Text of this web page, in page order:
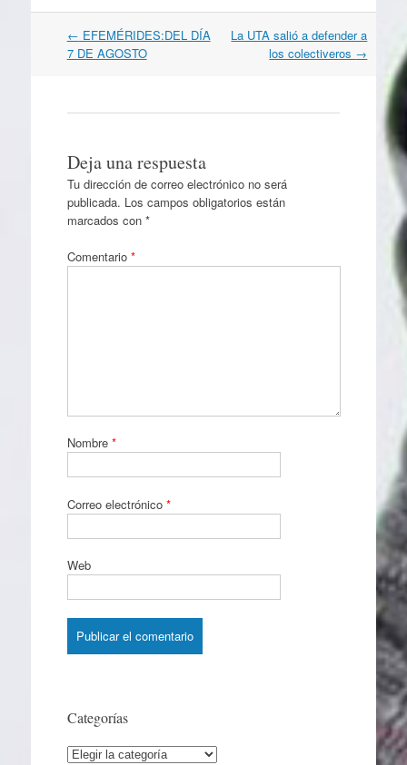
Navegación
por
← EFEMÉRIDES:DEL DÍA
7 DE AGOSTO
La UTA salió a defender a
los colectiveros →
Deja una respuesta
Tu dirección de correo electrónico no será
publicada. Los campos obligatorios están
marcados con *
Comentario *
Nombre *
Correo electrónico *
Web
Categorías
Categorías